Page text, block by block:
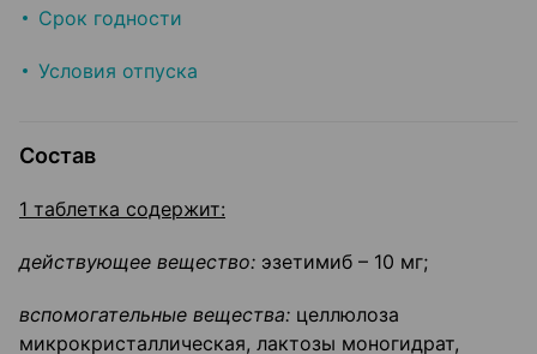
Срок годности
Условия отпуска
Состав
1 таблетка содержит:
действующее вещество: эзетимиб – 10 мг;
вспомогательные вещества: целлюлоза
микрокристаллическая, лактозы моногидрат,